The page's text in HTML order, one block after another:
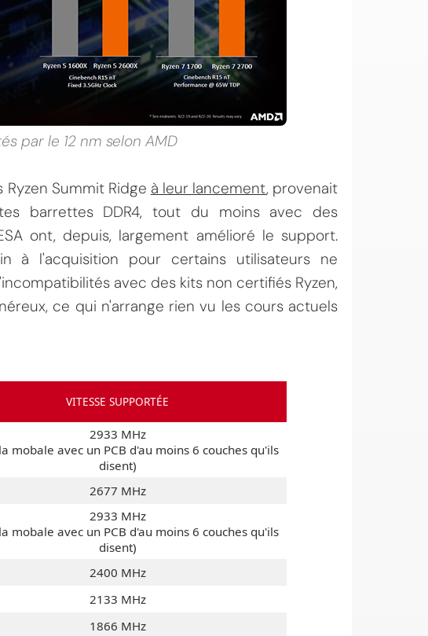
par le 12 nm selon AMD
Summit Ridge à leur lancement, provenait
barrettes DDR4, tout du moins avec des
ont, depuis, largement amélioré le support.
à l'acquisition pour certains utilisateurs ne
avec des kits non certifiés Ryzen,
ce qui n'arrange rien vu les cours actuels
VITESSE SUPPORTÉE
2933 MHz
mobale avec un PCB d'au moins 6 couches qu'ils
disent)
2677 MHz
2933 MHz
mobale avec un PCB d'au moins 6 couches qu'ils
disent)
2400 MHz
2133 MHz
1866 MHz